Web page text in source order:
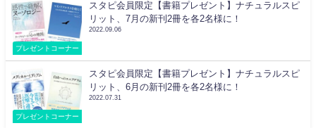
プレゼントコーナー
スタピ会員限定【書籍プレゼント】ナチュラルスピ
リット、7月の新刊2冊を各2名様に！
2022.09.06
プレゼントコーナー
スタピ会員限定【書籍プレゼント】ナチュラルスピ
リット、6月の新刊2冊を各2名様に！
2022.07.31